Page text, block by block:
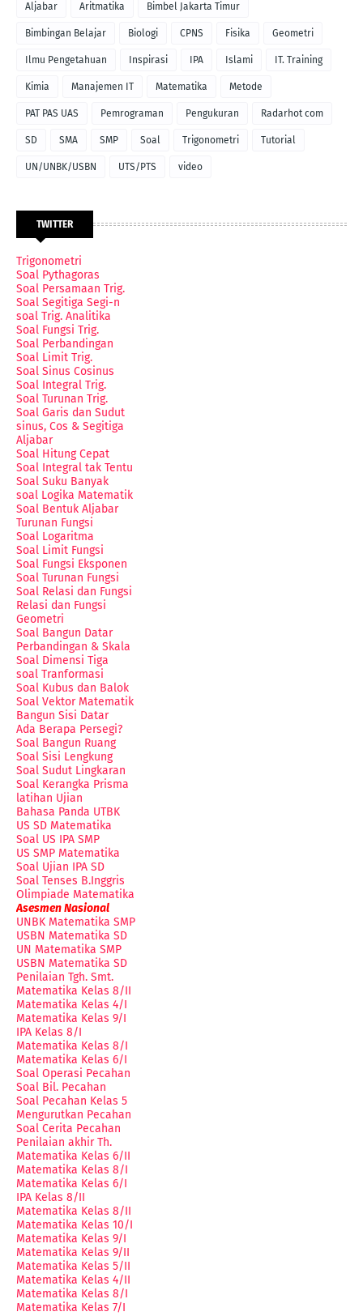
Aljabar Aritmatika Bimbel Jakarta Timur
Bimbingan Belajar Biologi CPNS Fisika Geometri
Ilmu Pengetahuan Inspirasi IPA Islami IT. Training
Kimia Manajemen IT Matematika Metode
PAT PAS UAS Pemrograman Pengukuran Radarhot com
SD SMA SMP Soal Trigonometri Tutorial
UN/UNBK/USBN UTS/PTS video
TWITTER
Trigonometri
Soal Pythagoras
Soal Persamaan Trig.
Soal Segitiga Segi-n
soal Trig. Analitika
Soal Fungsi Trig.
Soal Perbandingan
Soal Limit Trig.
Soal Sinus Cosinus
Soal Integral Trig.
Soal Turunan Trig.
Soal Garis dan Sudut
sinus, Cos & Segitiga
Aljabar
Soal Hitung Cepat
Soal Integral tak Tentu
Soal Suku Banyak
soal Logika Matematik
Soal Bentuk Aljabar
Turunan Fungsi
Soal Logaritma
Soal Limit Fungsi
Soal Fungsi Eksponen
Soal Turunan Fungsi
Soal Relasi dan Fungsi
Relasi dan Fungsi
Geometri
Soal Bangun Datar
Perbandingan & Skala
Soal Dimensi Tiga
soal Tranformasi
Soal Kubus dan Balok
Soal Vektor Matematik
Bangun Sisi Datar
Ada Berapa Persegi?
Soal Bangun Ruang
Soal Sisi Lengkung
Soal Sudut Lingkaran
Soal Kerangka Prisma
latihan Ujian
Bahasa Panda UTBK
US SD Matematika
Soal US IPA SMP
US SMP Matematika
Soal Ujian IPA SD
Soal Tenses B.Inggris
Olimpiade Matematika
Asesmen Nasional
UNBK Matematika SMP
USBN Matematika SD
UN Matematika SMP
USBN Matematika SD
Penilaian Tgh. Smt.
Matematika Kelas 8/II
Matematika Kelas 4/I
Matematika Kelas 9/I
IPA Kelas 8/I
Matematika Kelas 8/I
Matematika Kelas 6/I
Soal Operasi Pecahan
Soal Bil. Pecahan
Soal Pecahan Kelas 5
Mengurutkan Pecahan
Soal Cerita Pecahan
Penilaian akhir Th.
Matematika Kelas 6/II
Matematika Kelas 8/I
Matematika Kelas 6/I
IPA Kelas 8/II
Matematika Kelas 8/II
Matematika Kelas 10/I
Matematika Kelas 9/I
Matematika Kelas 9/II
Matematika Kelas 5/II
Matematika Kelas 4/II
Matematika Kelas 8/I
Matematika Kelas 7/I